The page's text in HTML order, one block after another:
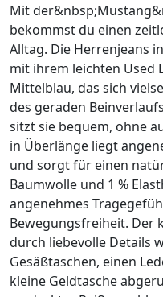
Mit
bekommst du einen
Alltag. Die Herrenjeans
mit ihrem leichten Used
Mittelblau, das sich
des geraden
sitzt sie bequem, ohne
in Überlänge liegt
und sorgt für einen
Baumwolle und 1 %
angenehmes
Bewegungsfreiheit. Der
durch liebevolle Details
Gesäßtaschen, einen
kleine Geldtasche